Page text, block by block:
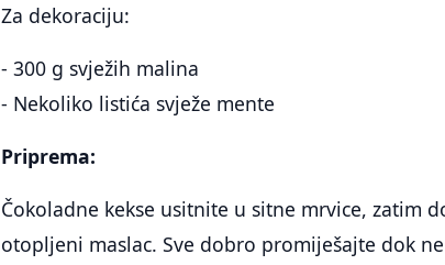
Za dekoraciju:
- 300 g svježih malina
- Nekoliko listića svježe mente
Priprema:
Čokoladne kekse usitnite u sitne mrvice, zatim
otopljeni maslac. Sve dobro promiješajte dok